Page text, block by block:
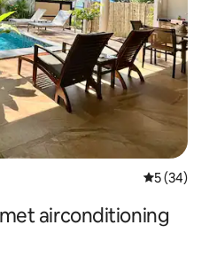
5 (34)
airconditioning